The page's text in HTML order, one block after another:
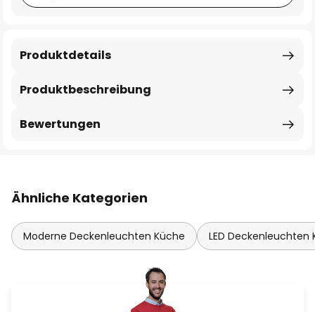
Produktbeschreibung
Produktdetails
Bewertungen
Ähnliche Kategorien
Moderne Deckenleuchten Küche LED Deckenleuchten